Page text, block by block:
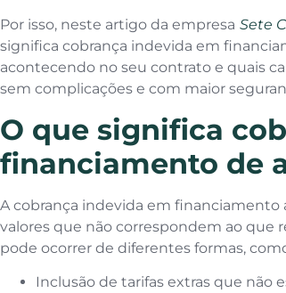
Por isso, neste artigo da empresa Sete
significa cobrança indevida em
acontecendo no seu contrato e quais
sem complicações e com maior
O que significa
financiamento de
A cobrança indevida em
valores que não correspondem ao que
pode ocorrer de diferentes formas,
Inclusão de tarifas extras que não